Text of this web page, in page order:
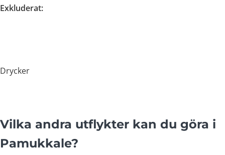
Exkluderat:
Drycker
Vilka andra utflykter kan du göra i
Pamukkale?